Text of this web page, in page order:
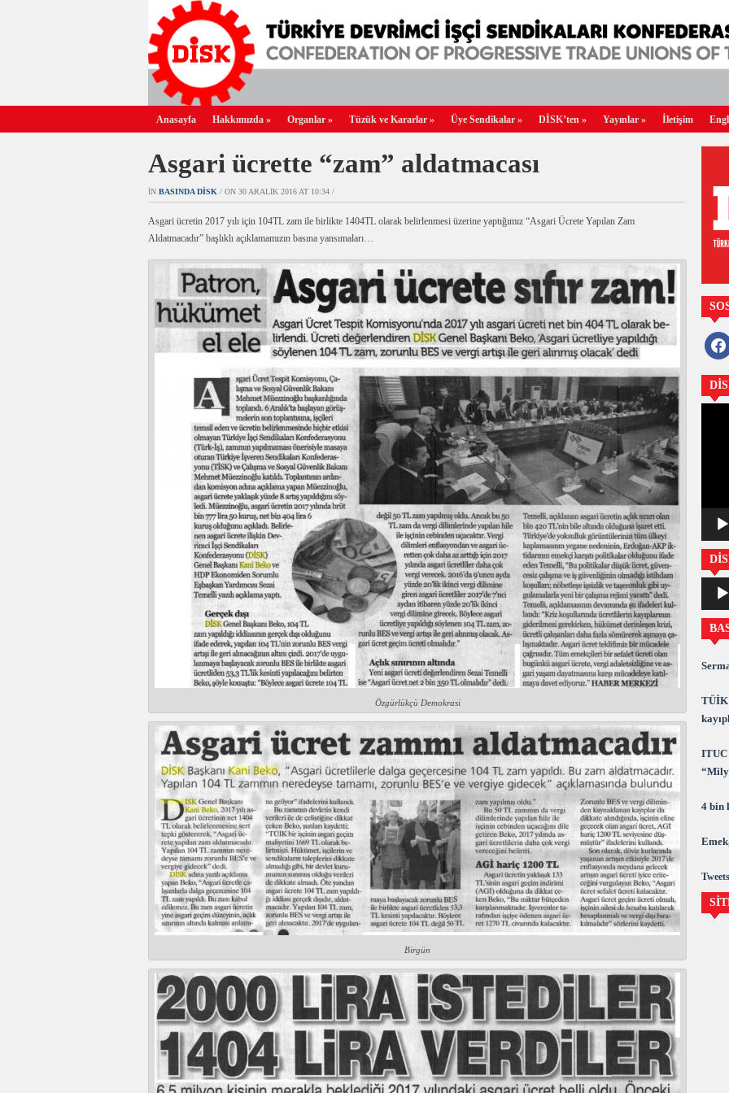
Anasayfa Hakkımızda » Organlar » Tüzük ve Kararlar » Üye Sendikalar » DİSK’ten » Yayınlar » İletişim
Asgari ücrette “zam” aldatmacası
IN BASINDA DİSK / ON 30 ARALIK 2016 AT 10:34 /
Asgari ücretin 2017 yılı için 104TL zam ile birlikte 1404TL olarak belirlenmesi üzerine yaptığımız “Asgari Ücrete Yapılan Zam
Aldatmacadır” başlıklı açıklamamızın basına yansımaları…
Özgürlükçü Demokrasi
Birgün
oynatıcı
TÜİK
ITUC
4 bin